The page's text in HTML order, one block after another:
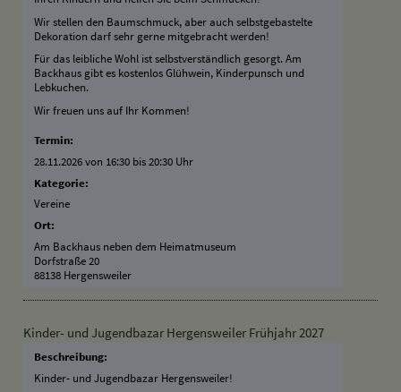
Wir stellen den Baumschmuck, aber auch selbstgebastelte
Dekoration darf sehr gerne mitgebracht werden!
Für das leibliche Wohl ist selbstverständlich gesorgt. Am
Backhaus gibt es kostenlos Glühwein, Kinderpunsch und
Lebkuchen.
Wir freuen uns auf Ihr Kommen!
Termin:
28.11.2026 von 16:30 bis 20:30 Uhr
Kategorie:
Vereine
Ort:
Am Backhaus neben dem Heimatmuseum
Dorfstraße 20
88138 Hergensweiler
Kinder- und Jugendbazar Hergensweiler Frühjahr 2027
Beschreibung:
Kinder- und Jugendbazar Hergensweiler!